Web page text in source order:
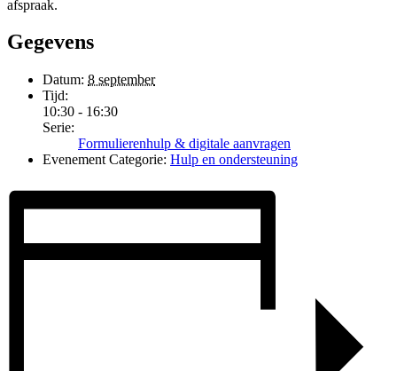
afspraak.
Gegevens
Datum: 8 september
Tijd:
10:30 - 16:30
Serie:
Formulierenhulp & digitale aanvragen
Evenement Categorie: Hulp en ondersteuning